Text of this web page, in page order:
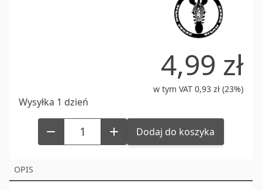
4,99 zł
w tym VAT 0,93 zł (23%)
Wysyłka 1 dzień
Dodaj do koszyka
OPIS